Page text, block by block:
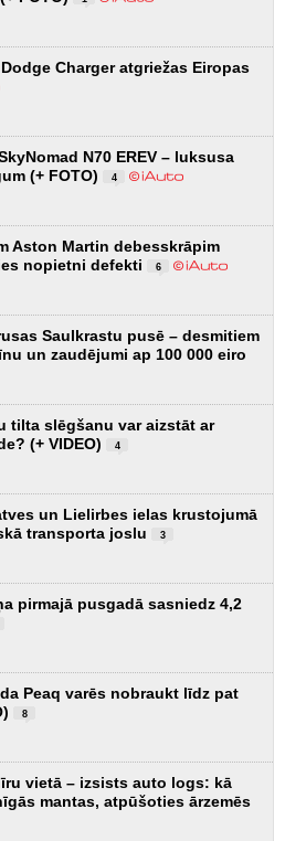
Charger atgriežas Eiropas
N70 EREV – luksusa
(+ FOTO)
4
Aston Martin debesskrāpim
nopietni defekti
6
Saulkrastu pusē – desmitiem
un zaudējumi ap 100 000 eiro
tilta slēgšanu var aizstāt ar
(+ VIDEO)
4
un Lielirbes ielas krustojumā
transporta joslu
3
pirmajā pusgadā sasniedz 4,2
Peaq varēs nobraukt līdz pat
8
vietā – izsists auto logs: kā
mantas, atpūšoties ārzemēs